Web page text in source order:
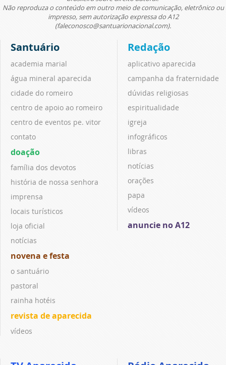
Não reproduza o conteúdo em outro meio de comunicação, eletrônico ou
impresso, sem autorização expressa do A12
(faleconosco@santuarionacional.com).
Santuário
academia marial
água mineral aparecida
cidade do romeiro
centro de apoio ao romeiro
centro de eventos pe. vitor
contato
doação
família dos devotos
história de nossa senhora
imprensa
locais turísticos
loja oficial
notícias
novena e festa
o santuário
pastoral
rainha hotéis
revista de aparecida
vídeos
Redação
aplicativo aparecida
campanha da fraternidade
dúvidas religiosas
espiritualidade
igreja
infográficos
libras
notícias
orações
papa
vídeos
anuncie no A12